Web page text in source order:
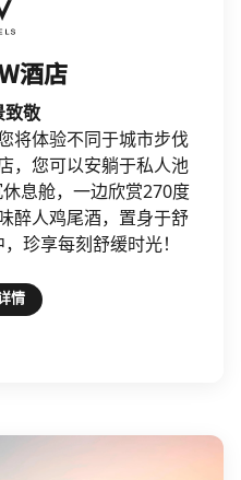
酒店
致敬
将体验不同于城市步伐
，您可以安躺于私人池
息舱，一边欣赏270度
醉人鸡尾酒，置身于舒
珍享每刻舒缓时光！
情